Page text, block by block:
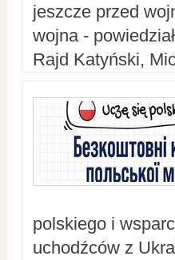
jeszcze przed
wojna -
Rajd Katyński,
polskiego i
uchodźców z